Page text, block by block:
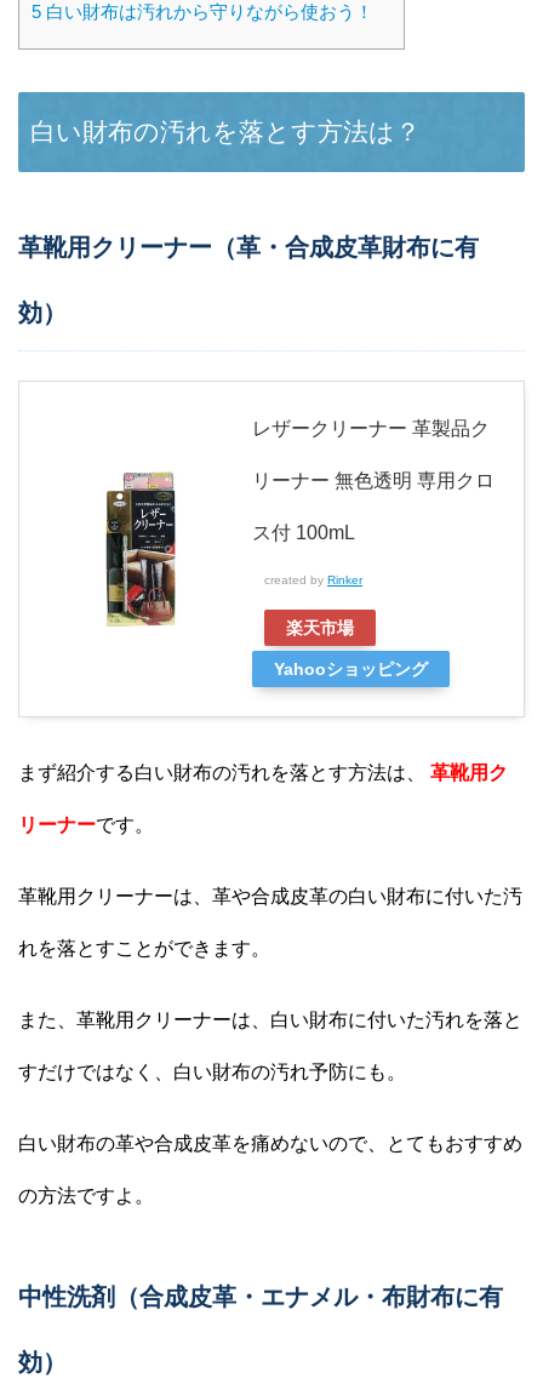
5 白い財布は汚れから守りながら使おう！
白い財布の汚れを落とす方法は？
革靴用クリーナー（革・合成皮革財布に有
効）
レザークリーナー 革製品ク
リーナー 無色透明 専用クロ
ス付 100mL
created by Rinker
楽天市場
Yahooショッピング
まず紹介する白い財布の汚れを落とす方法は、 革靴用ク
リーナーです。
革靴用クリーナーは、革や合成皮革の白い財布に付いた汚
れを落とすことができます。
また、革靴用クリーナーは、白い財布に付いた汚れを落と
すだけではなく、白い財布の汚れ予防にも。
白い財布の革や合成皮革を痛めないので、とてもおすすめ
の方法ですよ。
中性洗剤（合成皮革・エナメル・布財布に有
効）